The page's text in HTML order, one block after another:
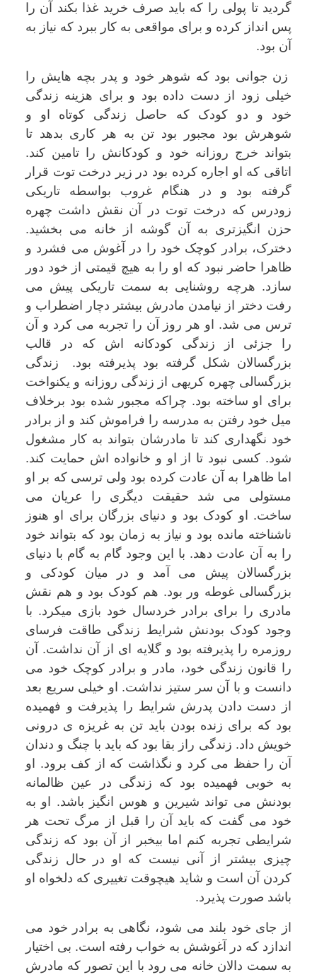
گردید تا پولی را که باید صرف خرید غذا بکند آن را
پس انداز کرده و برای مواقعی به کار ببرد که نیاز به
آن بود.
زن جوانی بود که شوهر خود و پدر بچه هایش را
خیلی زود از دست داده بود و برای هزینه زندگی
خود و دو کودک که حاصل زندگی کوتاه او و
شوهرش بود مجبور بود تن به هر کاری بدهد تا
بتواند خرج روزانه خود و کودکانش را تامین کند.
اتاقی که او اجاره کرده بود در زیر درخت توت قرار
گرفته بود و در هنگام غروب بواسطه تاریکی
زودرس که درخت توت در آن نقش داشت چهره
حزن انگیزتری به آن گوشه از خانه می بخشید.
دخترک، برادر کوچک خود را در آغوش می فشرد و
ظاهرا حاضر نبود که او را به هیچ قیمتی از خود دور
سازد. هرچه روشنایی به سمت تاریکی پیش می
رفت دختر از نیامدن مادرش بیشتر دچار اضطراب و
ترس می شد. او هر روز آن را تجربه می کرد و آن
را جزئی از زندگی کودکانه اش که در قالب
بزرگسالان شکل گرفته بود پذیرفته بود. زندگی
بزرگسالی چهره کریهی از زندگی روزانه و یکنواخت
برای او ساخته بود. چراکه مجبور شده بود برخلاف
میل خود رفتن به مدرسه را فراموش کند و از برادر
خود نگهداری کند تا مادرشان بتواند به کار مشغول
شود. کسی نبود تا از او و خانواده اش حمایت کند.
اما ظاهرا به آن عادت کرده بود ولی ترسی که بر او
مستولی می شد حقیقت دیگری را عریان می
ساخت. او کودک بود و دنیای بزرگان برای او هنوز
ناشناخته مانده بود و نیاز به زمان بود که بتواند خود
را به آن عادت دهد. با این وجود گام به گام با دنیای
بزرگسالان پیش می آمد و در میان کودکی و
بزرگسالی غوطه ور بود. هم کودک بود و هم نقش
مادری را برای برادر خردسال خود بازی میکرد. با
وجود کودک بودنش شرایط زندگی طاقت فرسای
روزمره را پذیرفته بود و گلایه ای از آن نداشت. آن
را قانون زندگی خود، مادر و برادر کوچک خود می
دانست و با آن سر ستیز نداشت. او خیلی سریع بعد
از دست دادن پدرش شرایط را پذیرفت و فهمیده
بود که برای زنده بودن باید تن به غریزه ی درونی
خویش داد. زندگی راز بقا بود که باید با چنگ و دندان
آن را حفظ می کرد و نگذاشت که از کف برود. او
به خوبی فهمیده بود که زندگی در عین ظالمانه
بودنش می تواند شیرین و هوس انگیز باشد. او به
خود می گفت که باید آن را قبل از مرگ تحت هر
شرایطی تجربه کنم اما بیخبر از آن بود که زندگی
چیزی بیشتر از آنی نیست که او در حال زندگی
کردن آن است و شاید هیچوقت تغییری که دلخواه او
باشد صورت پذیرد.
از جای خود بلند می شود، نگاهی به برادر خود می
اندازد که در آغوشش به خواب رفته است. بی اختیار
به سمت دالان خانه می رود با این تصور که مادرش